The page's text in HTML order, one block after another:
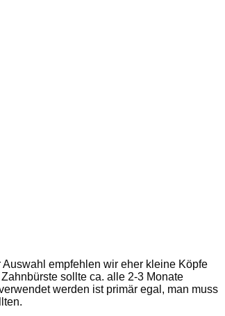
empfehlen wir eher kleine Köpfe
sollte ca. alle 2-3 Monate
werden ist primär egal, man muss